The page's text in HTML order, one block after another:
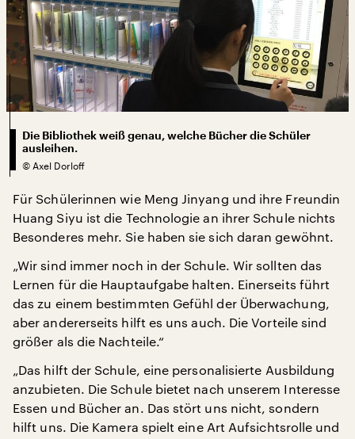
Die Bibliothek weiß genau, welche Bücher die Schüler
ausleihen.
© Axel Dorloff
Für Schülerinnen wie Meng Jinyang und ihre Freundin
Huang Siyu ist die Technologie an ihrer Schule nichts
Besonderes mehr. Sie haben sie sich daran gewöhnt.
„Wir sind immer noch in der Schule. Wir sollten das
Lernen für die Hauptaufgabe halten. Einerseits führt
das zu einem bestimmten Gefühl der Überwachung,
aber andererseits hilft es uns auch. Die Vorteile sind
größer als die Nachteile.“
„Das hilft der Schule, eine personalisierte Ausbildung
anzubieten. Die Schule bietet nach unserem Interesse
Essen und Bücher an. Das stört uns nicht, sondern
hilft uns. Die Kamera spielt eine Art Aufsichtsrolle und